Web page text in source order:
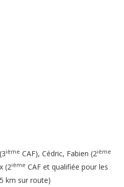
ième CAF), Cédric, Fabien (2ième
(2ième CAF et qualifiée pour les
km sur route)